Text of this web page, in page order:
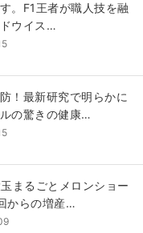
。F1王者が職人技を融
ウイス…
！最新研究で明らかに
の驚きの健康…
まるごとメロンショー
からの増産…